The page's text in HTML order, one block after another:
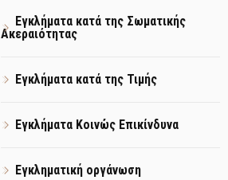
Εγκλήματα κατά της Σωματικής
Ακεραιότητας
Εγκλήματα κατά της Τιμής
Εγκλήματα Κοινώς Επικίνδυνα
Εγκληματική οργάνωση